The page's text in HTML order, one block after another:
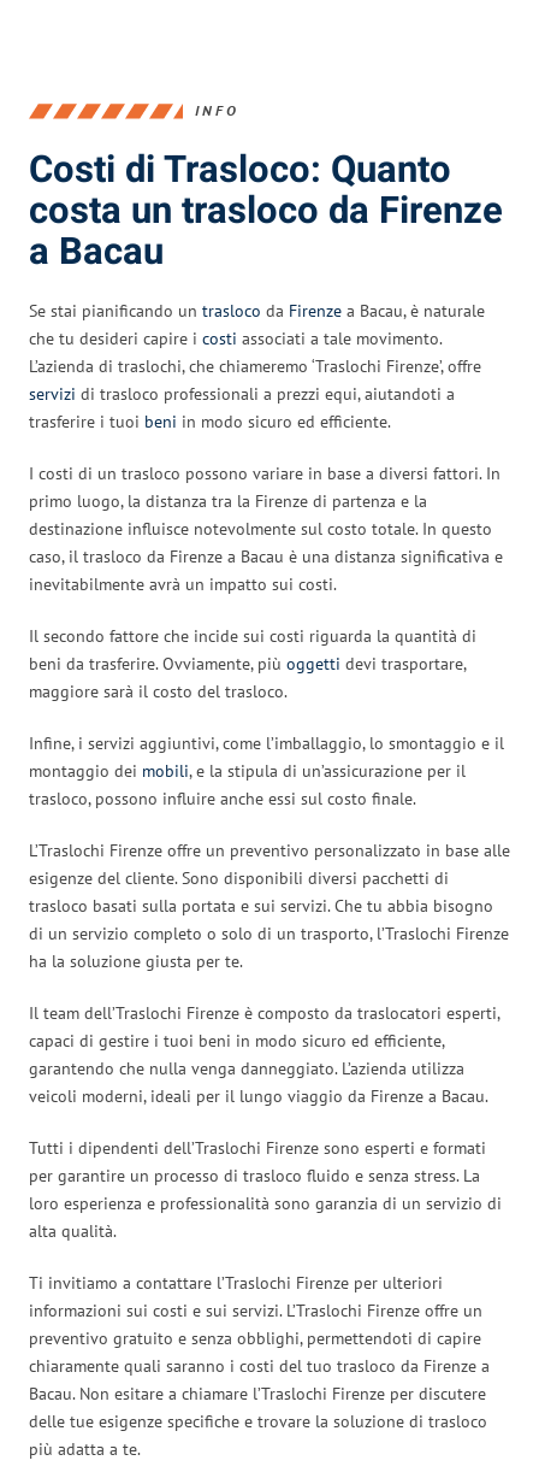
INFO
Costi di Trasloco: Quanto
costa un trasloco da Firenze
a Bacau
Se stai pianificando un trasloco da Firenze a Bacau, è naturale
che tu desideri capire i costi associati a tale movimento.
L’azienda di traslochi, che chiameremo ‘Traslochi Firenze’, offre
servizi di trasloco professionali a prezzi equi, aiutandoti a
trasferire i tuoi beni in modo sicuro ed efficiente.
I costi di un trasloco possono variare in base a diversi fattori. In
primo luogo, la distanza tra la Firenze di partenza e la
destinazione influisce notevolmente sul costo totale. In questo
caso, il trasloco da Firenze a Bacau è una distanza significativa e
inevitabilmente avrà un impatto sui costi.
Il secondo fattore che incide sui costi riguarda la quantità di
beni da trasferire. Ovviamente, più oggetti devi trasportare,
maggiore sarà il costo del trasloco.
Infine, i servizi aggiuntivi, come l’imballaggio, lo smontaggio e il
montaggio dei mobili, e la stipula di un’assicurazione per il
trasloco, possono influire anche essi sul costo finale.
L’Traslochi Firenze offre un preventivo personalizzato in base alle
esigenze del cliente. Sono disponibili diversi pacchetti di
trasloco basati sulla portata e sui servizi. Che tu abbia bisogno
di un servizio completo o solo di un trasporto, l’Traslochi Firenze
ha la soluzione giusta per te.
Il team dell’Traslochi Firenze è composto da traslocatori esperti,
capaci di gestire i tuoi beni in modo sicuro ed efficiente,
garantendo che nulla venga danneggiato. L’azienda utilizza
veicoli moderni, ideali per il lungo viaggio da Firenze a Bacau.
Tutti i dipendenti dell’Traslochi Firenze sono esperti e formati
per garantire un processo di trasloco fluido e senza stress. La
loro esperienza e professionalità sono garanzia di un servizio di
alta qualità.
Ti invitiamo a contattare l’Traslochi Firenze per ulteriori
informazioni sui costi e sui servizi. L’Traslochi Firenze offre un
preventivo gratuito e senza obblighi, permettendoti di capire
chiaramente quali saranno i costi del tuo trasloco da Firenze a
Bacau. Non esitare a chiamare l’Traslochi Firenze per discutere
delle tue esigenze specifiche e trovare la soluzione di trasloco
più adatta a te.